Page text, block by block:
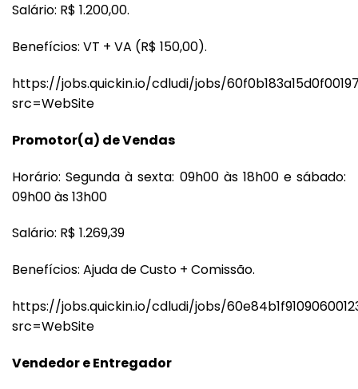
Salário: R$ 1.200,00.
Benefícios: VT + VA (R$ 150,00).
https://jobs.quickin.io/cdludi/jobs/
src=WebSite
Promotor(a) de Vendas
Horário: Segunda à sexta: 09h00 às 18h00 e sábado:
09h00 às 13h00
Salário: R$ 1.269,39
Benefícios: Ajuda de Custo + Comissão.
https://jobs.quickin.io/cdludi/jobs/
src=WebSite
Vendedor e Entregador